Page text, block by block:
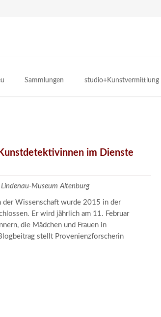
kulturtouristische Ziele
Sammlungen
Malerei 17.–19. Jh.
Restaurierung
Forschung
studio+Kunstvermittlung
Angebote für Erwachsene
im Dienste
Museum Altenburg
der Wissenschaft wurde 2015 in der
Er wird jährlich am 11. Februar
die Mädchen und Frauen in
stellt Provenienzforscherin